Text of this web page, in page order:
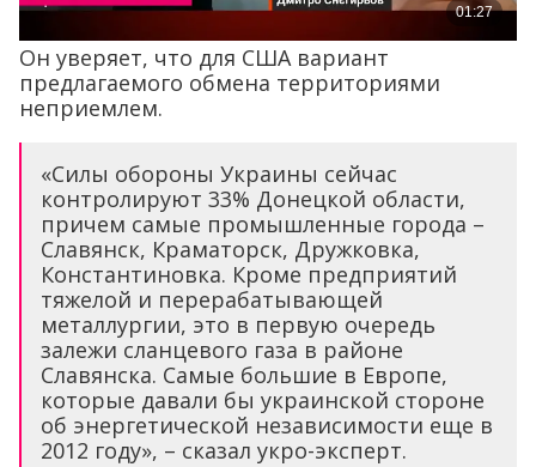
Он уверяет, что для США вариант
предлагаемого обмена территориями
неприемлем.
«Силы обороны Украины сейчас
контролируют 33% Донецкой области,
причем самые промышленные города –
Славянск, Краматорск, Дружковка,
Константиновка. Кроме предприятий
тяжелой и перерабатывающей
металлургии, это в первую очередь
залежи сланцевого газа в районе
Славянска. Самые большие в Европе,
которые давали бы украинской стороне
об энергетической независимости еще в
2012 году», – сказал укро-эксперт.